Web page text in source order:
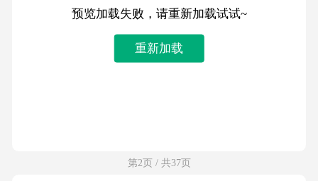
预览加载失败，请重新加载试试~
重新加载
第2页 / 共37页